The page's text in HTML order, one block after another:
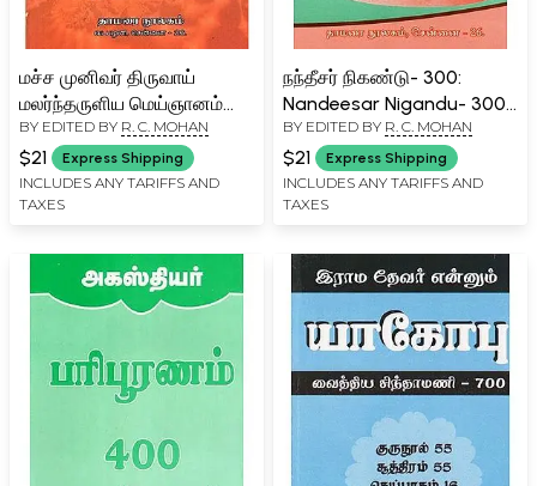
மச்ச முனிவர் திருவாய்
மலர்ந்தருளிய மெய்ஞானம்
பெருநூல் காவியம்- 800:
Macha Munivar Thiruvai
Malantharuliya Meinjanam
Peruvula Kavyam-800
BY EDITED BY R. C. MOHAN
$21 Express Shipping
INCLUDES ANY TARIFFS AND
TAXES
நந்தீசர் நிகண்டு- 300:
Nandeesar Nigandu- 300
(Tamil)
BY EDITED BY R. C. MOHAN
$21 Express Shipping
INCLUDES ANY TARIFFS AND
TAXES